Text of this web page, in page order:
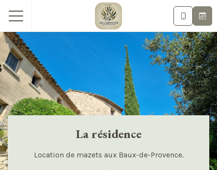
La résidence
Location de mazets aux Baux-de-Provence.